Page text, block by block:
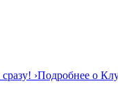
сразу! ›Подробнее о